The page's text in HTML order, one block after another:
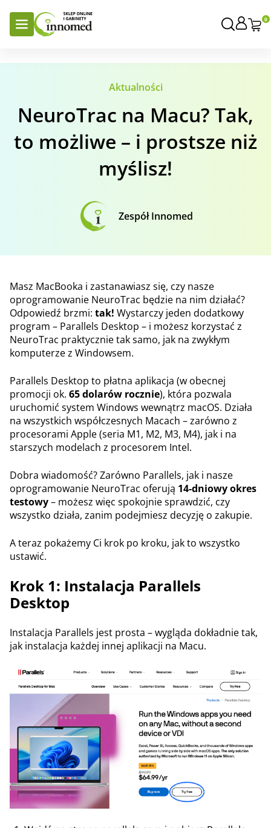
0
Aktualności
NeuroTrac na Macu? Tak,
to możliwe – i prostsze niż
myślisz!
Zespół Innomed
Masz MacBooka i zastanawiasz się, czy nasze
oprogramowanie NeuroTrac będzie na nim działać?
Odpowiedź brzmi: tak! Wystarczy jeden dodatkowy
program – Parallels Desktop – i możesz korzystać z
NeuroTrac praktycznie tak samo, jak na zwykłym
komputerze z Windowsem.
Parallels Desktop to płatna aplikacja (w obecnej
promocji ok. 65 dolarów rocznie), która pozwala
uruchomić system Windows wewnątrz macOS. Działa
na wszystkich współczesnych Macach – zarówno z
procesorami Apple (seria M1, M2, M3, M4), jak i na
starszych modelach z procesorem Intel.
Dobra wiadomość? Zarówno Parallels, jak i nasze
oprogramowanie NeuroTrac oferują 14-dniowy okres
testowy– możesz więc spokojnie sprawdzić, czy
wszystko działa, zanim podejmiesz decyzję o zakupie.
A teraz pokażemy Ci krok po kroku, jak to wszystko
ustawić.
Krok 1: Instalacja Parallels
Desktop
Instalacja Parallels jest prosta – wygląda dokładnie tak,
jak instalacja każdej innej aplikacji na Macu.